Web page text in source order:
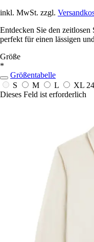
inkl. MwSt. zzgl.
Entdecken Sie den
perfekt für einen lässigen
Größe
*
Größentabelle
S
M L XL
Dieses Feld ist erforderlich